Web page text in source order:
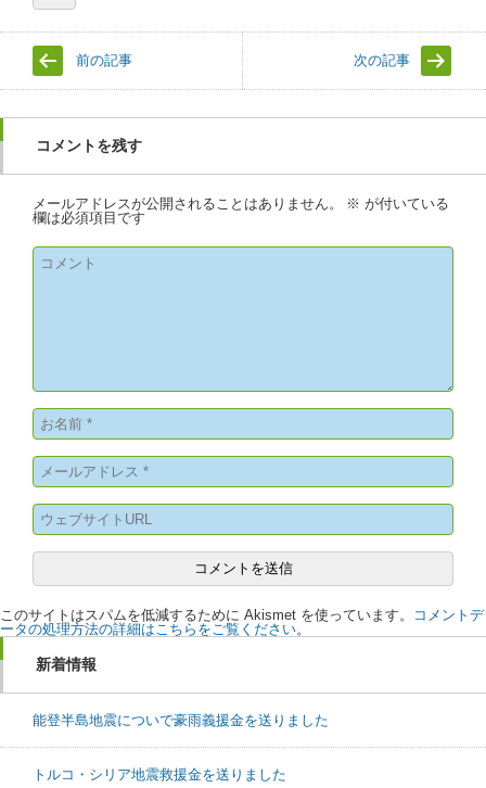
前の記事 次の記事
コメントを残す
メールアドレスが公開されることはありません。 ※ が付いている
欄は必須項目です
このサイトはスパムを低減するために Akismet を使っています。
コメントデ
ータの処理方法の詳細はこちらをご覧ください。
新着情報
能登半島地震についで豪雨義援金を送りました
トルコ・シリア地震救援金を送りました